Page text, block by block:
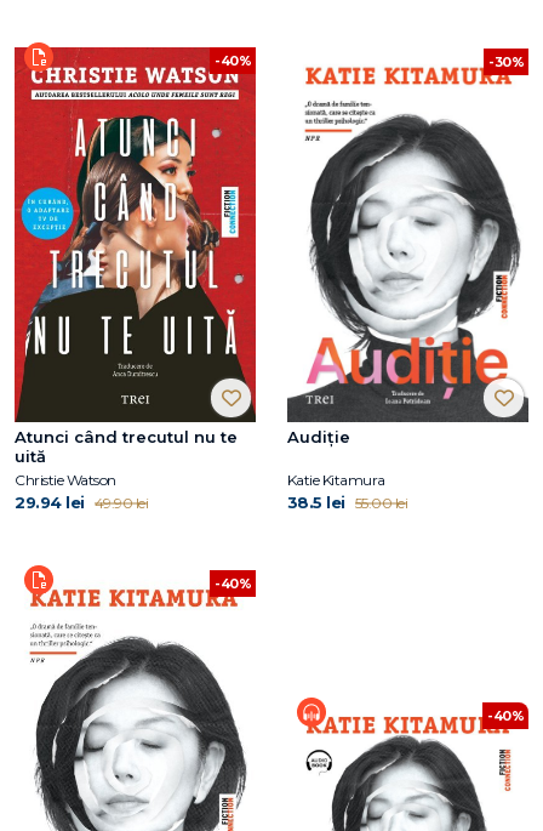
-40%
Atunci când trecutul nu te
uită
Christie Watson
29.94 lei 49.90 lei
-30%
Audiție
Katie Kitamura
38.5 lei 55.00 lei
-40%
-40%